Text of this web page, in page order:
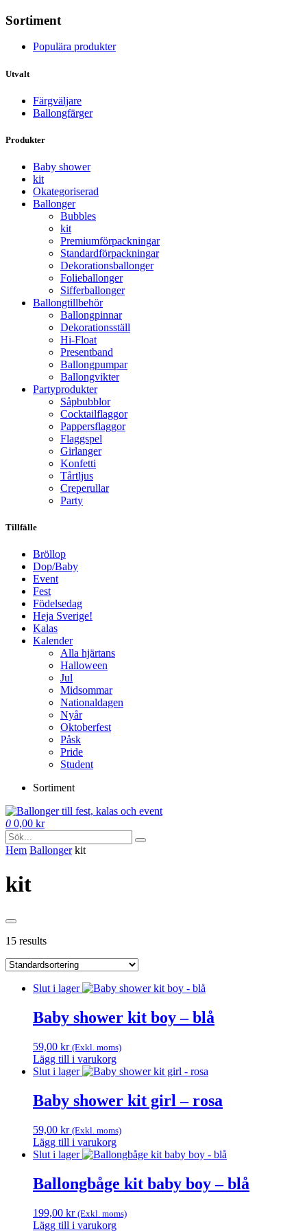
Sortiment
Populära produkter
Utvalt
Färgväljare
Ballongfärger
Produkter
Baby shower
kit
Okategoriserad
Ballonger
Bubbles
kit
Premium­förpackningar
Standard­­förpackningar
Dekorations­ballonger
Folie­­­ballonger
Siffer­­ballonger
Ballong­tillbehör
Ballongpinnar
Dekorationsställ
Hi-Float
Presentband
Ballongpumpar
Ballong­vikter
Party­­produkter
Såpbubblor
Cocktail­flaggor
Pappers­flaggor
Flaggspel
Girlanger
Konfetti
Tårtljus
Creperullar
Party
Tillfälle
Bröllop
Dop/Baby
Event
Fest
Födelsedag
Heja Sverige!
Kalas
Kalender
Alla hjärtans
Halloween
Jul
Midsommar
Nationaldagen
Nyår
Oktoberfest
Påsk
Pride
Student
Sortiment
0 0,00 kr
Hem Ballonger kit
kit
15 results
Slut i lager
Baby shower kit boy – blå
59,00 kr (Exkl. moms)
Lägg till i varukorg
Slut i lager
Baby shower kit girl – rosa
59,00 kr (Exkl. moms)
Lägg till i varukorg
Slut i lager
Ballongbåge kit baby boy – blå
199,00 kr (Exkl. moms)
Lägg till i varukorg